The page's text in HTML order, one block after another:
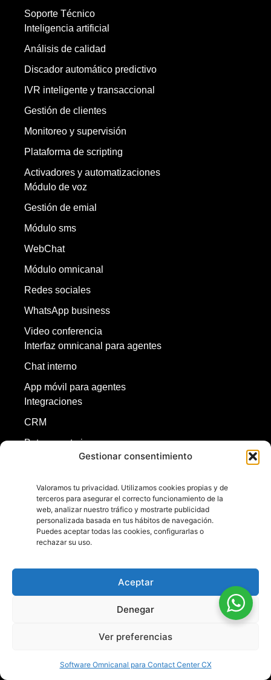
Gestionar consentimiento
Valoramos tu privacidad. Utilizamos cookies propias y de
terceros para asegurar el correcto funcionamiento de la
web, analizar nuestro tráfico y mostrarte publicidad
personalizada basada en tus hábitos de navegación.
Puedes aceptar todas las cookies, configurarlas o
rechazar su uso.
Aceptar
Denegar
Ver preferencias
Software Omnicanal para Contact Center CX
Soporte Técnico
Inteligencia artificial
Análisis de calidad
Discador automático predictivo
IVR inteligente y transaccional
Gestión de clientes
Monitoreo y supervisión
Plataforma de scripting
Activadores y automatizaciones
Módulo de voz
Gestión de emial
Módulo sms
WebChat
Módulo omnicanal
Redes sociales
WhatsApp business
Video conferencia
Interfaz omnicanal para agentes
Chat interno
App móvil para agentes
Integraciones
CRM
Bot y agente ia
Redes sociales
ASR y TTS
Inicio
+56224540222 +56998748646 contacto@omnis.cl
Copyright © 2011-2026 | Todos los derechos reservados.